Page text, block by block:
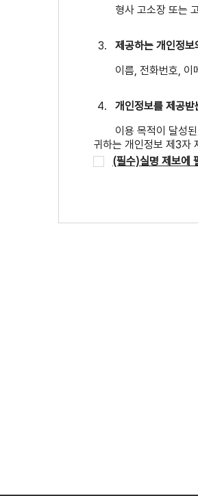
형사 고소장 또는
제공하는 개인정보
이름, 전화번호, 이
개인정보를 제공
이용 목적이 달성
귀하는 개인정보 제3자
(필수)실명 제보에